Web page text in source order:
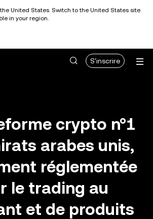
United States. Switch to the United States site
in your region.
S'inscrire
crypto n°1
arabes unis,
réglementée
le trading au
et de produits